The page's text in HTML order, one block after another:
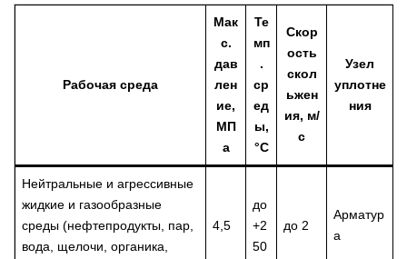
Рабочая среда
Мак
с.
дав
лен
ие,
МП
а
Те
мп
.
ср
ед
ы,
°C
Скор
ость
скол
ьжен
ия, м/
с
Узел
уплотне
ния
Нейтральные и агрессивные
жидкие и газообразные
среды (нефтепродукты, пар,
вода, щелочи, органика,
4,5
до
+2
50
до 2
Арматур
а